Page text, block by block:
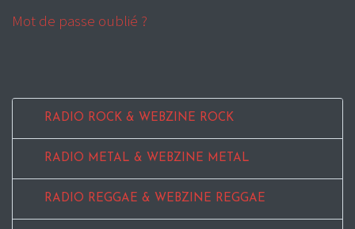
Mot de passe oublié ?
RADIO ROCK & WEBZINE ROCK
RADIO METAL & WEBZINE METAL
RADIO REGGAE & WEBZINE REGGAE